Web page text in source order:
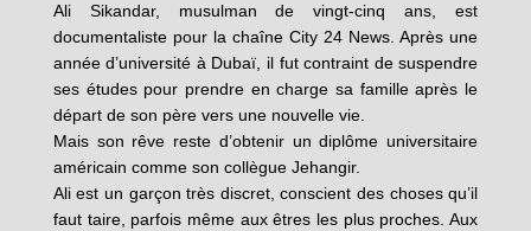
Ali Sikandar, musulman de vingt-cinq ans, est
documentaliste pour la chaîne City 24 News. Après une
année d’université à Dubaï, il fut contraint de suspendre
ses études pour prendre en charge sa famille après le
départ de son père vers une nouvelle vie.
Mais son rêve reste d’obtenir un diplôme universitaire
américain comme son collègue Jehangir.
Ali est un garçon très discret, conscient des choses qu’il
faut taire, parfois même aux êtres les plus proches. Aux